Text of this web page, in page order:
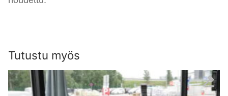
Tutustu myös